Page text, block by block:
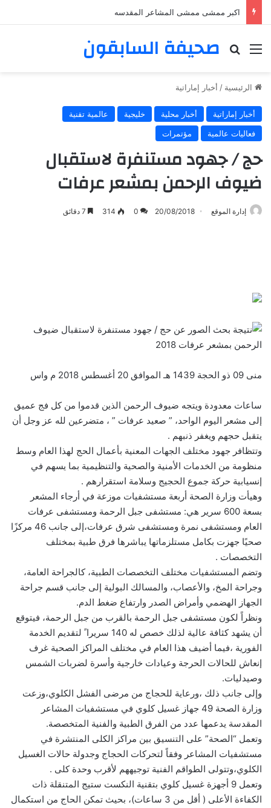
اكبر ممشى ممشى المشاعر المقدسه
صحيفة السابقون القائمة بحث عن
الرئيسية / أخبار إماراتية
أخبار إماراتية أخبار محلية خليجية
عالمية تقنية
فعاليات عالمية
مؤتمرات
حج / جهود مستنفرة لاستقبال
ضيوف الرحمن بمشعر عرفات
إدارة الموقع 20/08/2018
0
314
منى 09 ذو الحجة 1439 هـ الموافق 20 أغسطس 2018 م واس
ساعات معدودة ويتجه ضيوف الرحمن الذين قدموا من كل فج عميق
إلى مشعر اليوم الواحد، ” صعيد عرفات ” ، متضرعين لله عز وجل أن
يتقبل حجهم ويغفر ذنبهم .
وتتظافر جهود مختلف الجهات المعنية بأعمال الحج لهذا العام وسط
منظومة من الخدمات الأمنية والصحية والتنظيمية بما يسهم في
إنسيابية حركة جموع الحجيج وسلامة استقرارهم .
وهيأت وزارة الصحة أربعة مستشفيات موزعة في أرجاء المشعر
بسعة 600 سرير هي: مستشفى جبل الرحمة ومستشفى عرفات
العام ومستشفى نمرة ومستشفى شرق عرفات،إلى جانب 46 مركزًا
صحيًا جهزت بكامل مستلزماتها يباشرها فرق طبية بمختلف
التخصصات .
وتضم المستشفيات مختلف التخصصات الطبية، كالجراحة العامة،
وجراحة المخ، والأعصاب، والمسالك البولية إلى جانب قسم جراحة
الجهاز الهضمي وأمراض الصدر وارتفاع ضغط الدم.
ونظراً لكون مستشفى جبل الرحمة بالقرب من جبل الرحمة، فيتوقع
أن يشهد كثافة عالية لذلك خصص له 140 سريرا ً لتقديم الخدمة
الفورية ،فيما أضيف هذا العام في مختلف المراكز الصحية غرف
إنعاش للحالات الحرجة وعيادات خارجية وأسرة لضربات الشمس
وصيدليات.
وإلى جانب ذلك ،ورعاية للحجاج من مرضى الفشل الكلوي،وزعت
وزارة الصحة 49 جهاز غسيل كلوي في مستشفيات المشاعر
المقدسة يدعمها عدد من الفرق الطبية والفنية المتخصصة.
وتعمل “الصحة” على التنسيق بين مراكز الكلى المنتشرة في
مستشفيات المشاعر وفقاً لتحركات الحجاج وجدولة حالات الغسيل
الكلوي،وتتولى الطواقم الفنية توجيههم لأقرب وحدة كلى .
وتعمل 9 أجهزة غسيل كلوي بتقنية النكست ستيج المتنقلة ذات
الكفاءة الأعلى ( أقل من 3 ساعات)، بحيث تمكن الحاج من استكمال